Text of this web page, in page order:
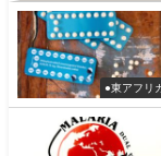
●東アフリ